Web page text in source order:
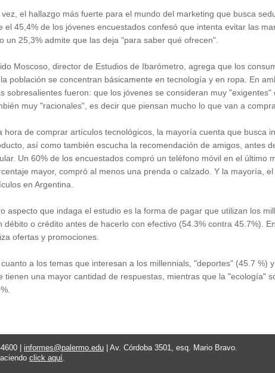
vez, el hallazgo más fuerte para el mundo del marketing que busca
el 45,4% de los jóvenes encuestados confesó que intenta evitar las
un 25,3% admite que las deja "para saber qué ofrecen".
Moscoso, director de Estudios de Ibarómetro, agrega que los
población se concentran básicamente en tecnología y en ropa. En
sobresalientes fueron: que los jóvenes se consideran muy
muy "racionales", es decir que piensan mucho lo que van a
hora de comprar artículos tecnológicos, la mayoría cuenta que busca
así como también escucha la recomendación de amigos, antes
Un 60% de los encuestados compró un teléfono móvil en el último
mayor, compró al menos una prenda o calzado. Y la mayoría,
en Argentina.
aspecto que indaga el estudio es la forma de pagar que utilizan los
débito o crédito antes de hacerlo con efectivo (54.3% contra 45.7%).
ofertas y promociones.
cuanto a los temas que interesan a los millennials, "deportes" (45.7 %)
tienen una mayor cantidad de respuestas, mientras que la "ecología"
| informes@palermo.edu | Av. Córdoba 3501, esq. Mario Bravo.
click aquí